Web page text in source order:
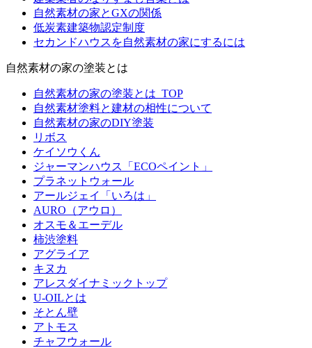
自然素材の家とGXの関係
低炭素建築物認定制度
セカンドハウスを自然素材の家にするには
自然素材の家の塗装とは
自然素材の家の塗装とは_TOP
自然素材塗料と建材の相性について
自然素材の家のDIY塗装
リボス
ケイソウくん
ジャーマンハウス「ECOペイント」
プラネットウォール
アールジェイ「いろは」
AURO（アウロ）
オスモ＆エーデル
柿渋塗料
アグライア
キヌカ
アレスダイナミックトップ
U-OILとは
そとん壁
アトモス
チャフウォール